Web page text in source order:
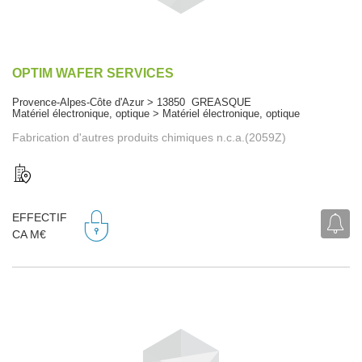
OPTIM WAFER SERVICES
Provence-Alpes-Côte d'Azur > 13850 GREASQUE
Matériel électronique, optique > Matériel électronique, optique
Fabrication d'autres produits chimiques n.c.a.(2059Z)
EFFECTIF
CA M€